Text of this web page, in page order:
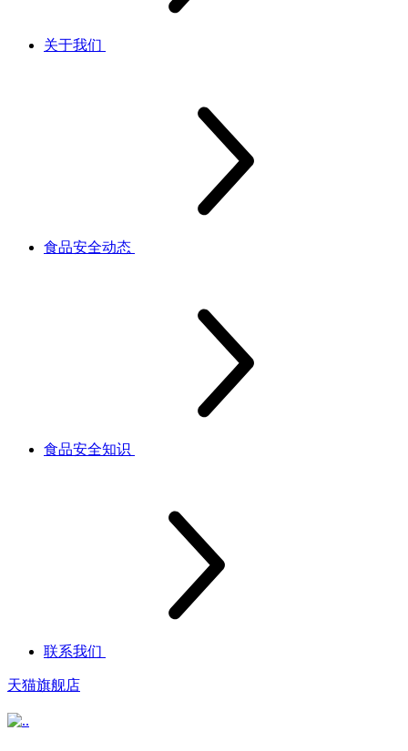
关于我们
食品安全动态
食品安全知识
联系我们
天猫旗舰店